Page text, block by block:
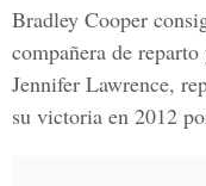
Bradley Cooper
compañera de
Jennifer Lawrence,
su victoria en 2012